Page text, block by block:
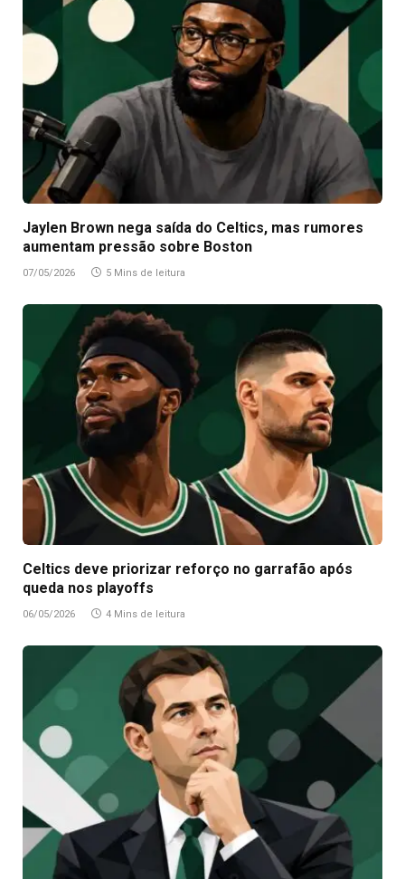
Jaylen Brown nega saída do Celtics, mas rumores
aumentam pressão sobre Boston
07/05/2026 5 Mins de leitura
Celtics deve priorizar reforço no garrafão após
queda nos playoffs
06/05/2026 4 Mins de leitura